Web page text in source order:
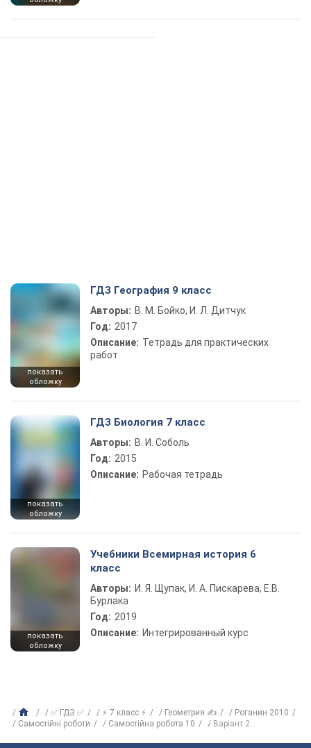
показать
обложку
ГДЗ География 9 класс
Авторы: В. М. Бойко, И. Л. Дитчук
Год: 2017
Описание: Тетрадь для практических
работ
показать
обложку
ГДЗ Биология 7 класс
Авторы: В. И. Соболь
Год: 2015
Описание: Рабочая тетрадь
показать
обложку
Учебники Всемирная история 6
класс
Авторы: И. Я. Щупак, И. А. Пискарева, Е.В.
Бурлака
Год: 2019
Описание: Интегрированный курс
✅ ГДЗ ✅ ⚡ 7 класс ⚡ Геометрия ✍
Роганин 2010
Самостійні роботи
Самостійна робота 10 Варіант 2